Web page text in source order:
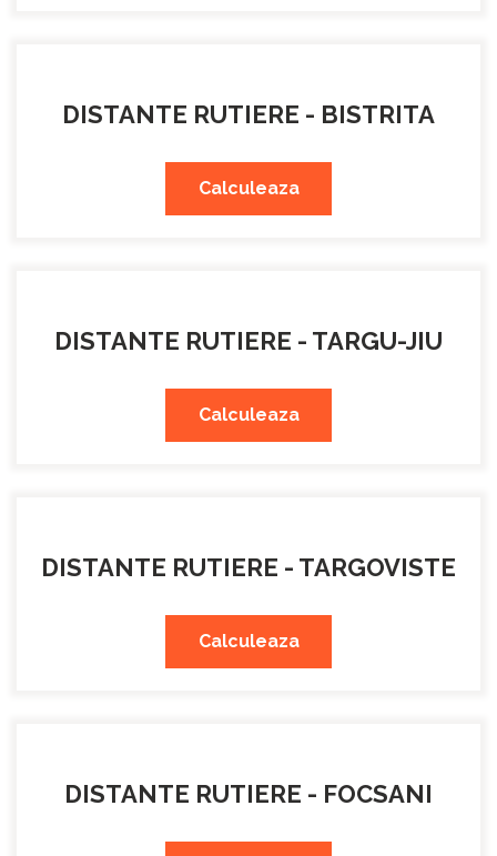
DISTANTE RUTIERE - BISTRITA
Calculeaza
DISTANTE RUTIERE - TARGU-JIU
Calculeaza
DISTANTE RUTIERE - TARGOVISTE
Calculeaza
DISTANTE RUTIERE - FOCSANI